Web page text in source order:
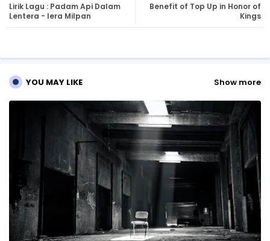
ats
p
Benefit of Top Up in Honor of
Kings
Lirik Lagu : Padam Api Dalam
Lentera - Iera Milpan
YOU MAY LIKE Show more